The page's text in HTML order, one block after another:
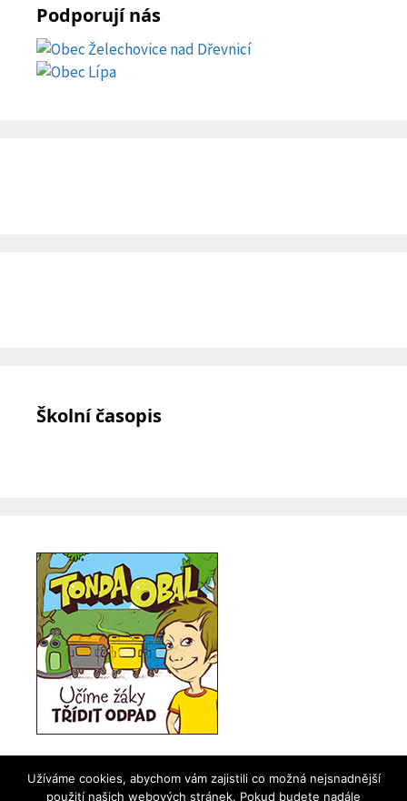
Podporují nás
Školní časopis
Užíváme cookies, abychom vám zajistili co možná nejsnadnější
použití našich webových stránek. Pokud budete nadále